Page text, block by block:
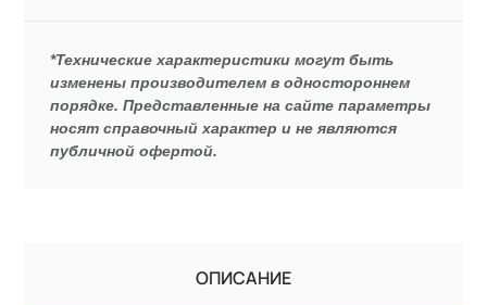
*Технические характеристики могут быть
изменены производителем в одностороннем
порядке. Представленные на сайте параметры
носят справочный характер и не являются
публичной офертой.
ОПИСАНИЕ